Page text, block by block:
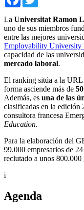
La Universitat Ramon
uno de sus miembros
entre las mejores
Employability University
capacidad de las
mercado laboral.
El ranking sitúa a la URL
forma asciende más de
Además, es una de las
clasificadas en la edición
consultora francesa
Education.
Para la elaboración del
99.000 empresarios de
reclutado a unos
i
Agenda